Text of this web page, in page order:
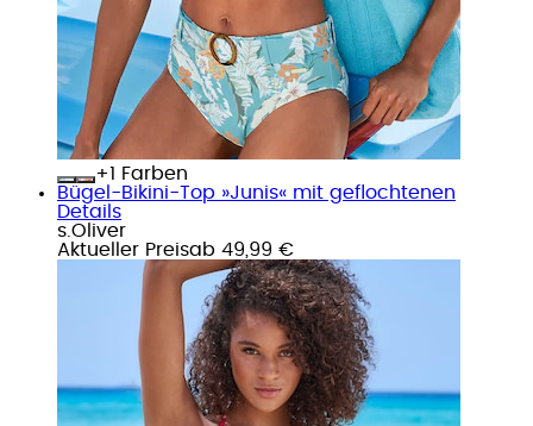
+
Farben
Bügel-Bikini-Top »Junis« mit geflochtenen
Details
s.Oliver
Aktueller Preisab 49,99 €